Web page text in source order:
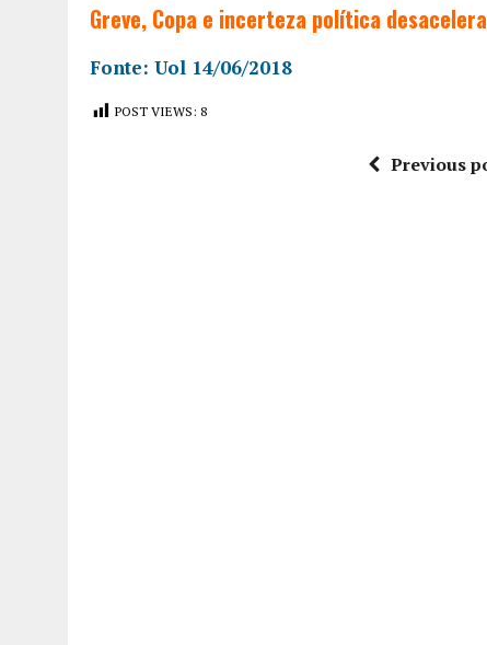
Greve, Copa e incerteza política
Fonte: Uol 14/06/2018
POST VIEWS: 8
Previous